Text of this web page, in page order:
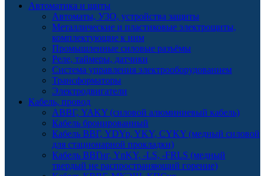
Автоматика и щиты
Автоматы, УЗО, устройства защиты
Металлические и пластиковые электрощиты,
комплектующие к ним
Промышленные силовые разъёмы
Реле, таймеры, датчики
Система управления электрооборудованием
Трансформаторы
Электродвигатели
Кабель, провод
АВВГ, YAKY (силовой алюминиевый кабель)
Кабель бронированный
Кабель ВВГ, YDYp, YKY, CYKY (медный силовой
для стационарной прокладки)
Кабель ВВГнг, YnKY, -LS, -FRLS (медный
твердый не распространяющий горение)